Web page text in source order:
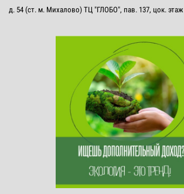
д. 54 (ст. м. Михалово) ТЦ "ГЛОБО", пав. 137, цок. этаж